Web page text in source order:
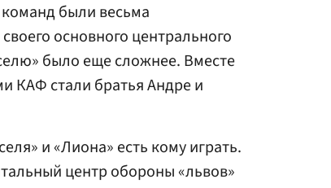
были весьма
основного центрального
было еще сложнее. Вместе
КАФ стали братья Андре и
и «Лиона» есть кому играть.
центр обороны «львов»